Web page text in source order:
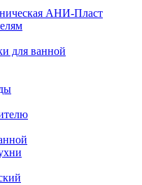
АНИ-Пласт
для ванной